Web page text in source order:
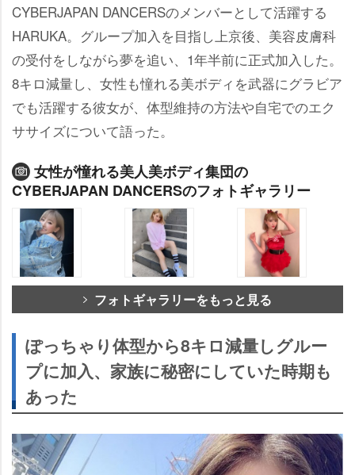
CYBERJAPAN DANCERSのメンバーとして活躍する
HARUKA。グループ加入を目指し上京後、美容皮膚科
の受付をしながら夢を追い、1年半前に正式加入した。
8キロ減量し、女性も憧れる美ボディを武器にグラビア
でも活躍する彼女が、体型維持の方法や自宅でのエク
ササイズについて語った。
女性が憧れる美人美ボディ集団の
CYBERJAPAN DANCERSのフォトギャラリー
フォトギャラリーをもっと見る
ぽっちゃり体型から8キロ減量しグルー
プに加入、家族に秘密にしていた時期も
あった